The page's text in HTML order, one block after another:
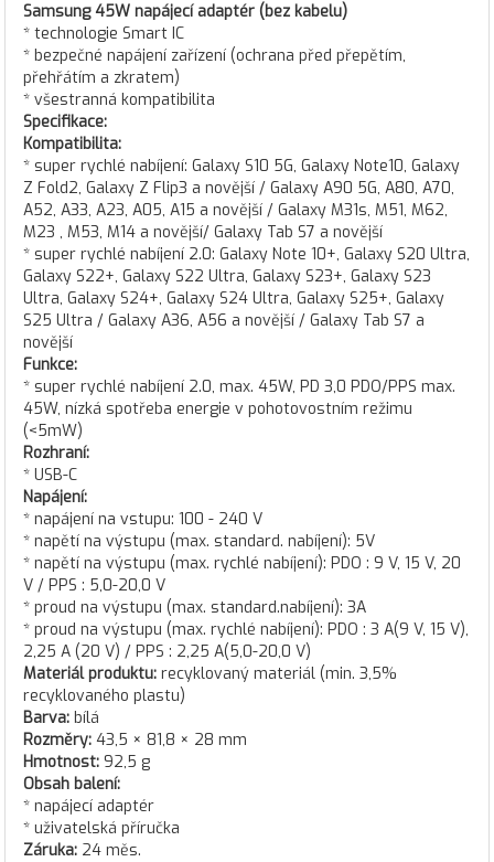
Samsung 45W napájecí adaptér (bez kabelu)
* technologie Smart IC
* bezpečné napájení zařízení (ochrana před přepětím,
přehřátím a zkratem)
* všestranná kompatibilita
Specifikace:
Kompatibilita:
* super rychlé nabíjení: Galaxy S10 5G, Galaxy Note10, Galaxy
Z Fold2, Galaxy Z Flip3 a novější / Galaxy A90 5G, A80, A70,
A52, A33, A23, A05, A15 a novější / Galaxy M31s, M51, M62,
M23 , M53, M14 a novější/ Galaxy Tab S7 a novější
* super rychlé nabíjení 2.0: Galaxy Note 10+, Galaxy S20 Ultra,
Galaxy S22+, Galaxy S22 Ultra, Galaxy S23+, Galaxy S23
Ultra, Galaxy S24+, Galaxy S24 Ultra, Galaxy S25+, Galaxy
S25 Ultra / Galaxy A36, A56 a novější / Galaxy Tab S7 a
novější
Funkce:
* super rychlé nabíjení 2.0, max. 45W, PD 3,0 PDO/PPS max.
45W, nízká spotřeba energie v pohotovostním režimu
(<5mW)
Rozhraní:
* USB-C
Napájení:
* napájení na vstupu: 100 - 240 V
* napětí na výstupu (max. standard. nabíjení): 5V
* napětí na výstupu (max. rychlé nabíjení): PDO : 9 V, 15 V, 20
V / PPS : 5,0-20,0 V
* proud na výstupu (max. standard.nabíjení): 3A
* proud na výstupu (max. rychlé nabíjení): PDO : 3 A(9 V, 15 V),
2,25 A (20 V) / PPS : 2,25 A(5,0-20,0 V)
Materiál produktu: recyklovaný materiál (min. 3,5%
recyklovaného plastu)
Barva: bílá
Rozměry: 43,5 × 81,8 × 28 mm
Hmotnost: 92,5 g
Obsah balení:
* napájecí adaptér
* uživatelská příručka
Záruka: 24 měs.